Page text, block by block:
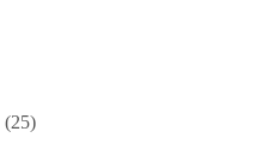
(25)